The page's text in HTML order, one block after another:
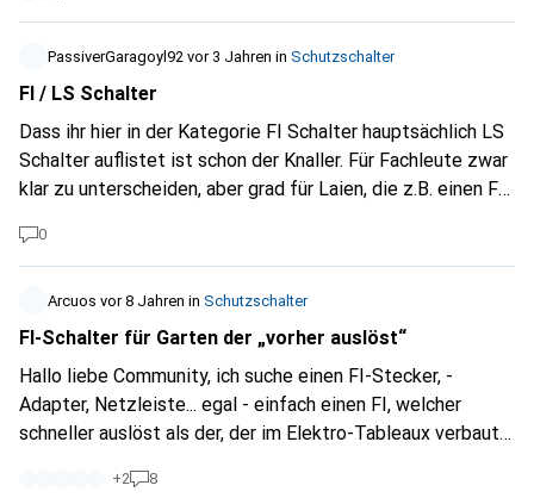
PassiverGaragoyl92 vor 3 Jahren in Schutzschalter
FI / LS Schalter
Dass ihr hier in der Kategorie FI Schalter hauptsächlich LS
Schalter auflistet ist schon der Knaller. Für Fachleute zwar
klar zu unterscheiden, aber grad für Laien, die z.B. einen FI
wirklich unterscheiden.
0
Arcuos vor 8 Jahren in Schutzschalter
FI-Schalter für Garten der „vorher auslöst“
Hallo liebe Community, ich suche einen FI-Stecker, -
Adapter, Netzleiste... egal - einfach einen FI, welcher
schneller auslöst als der, der im Elektro-Tableaux verbaut
der Küche zusammen auf dem gleichen FI. Wenn nun im
+2 8